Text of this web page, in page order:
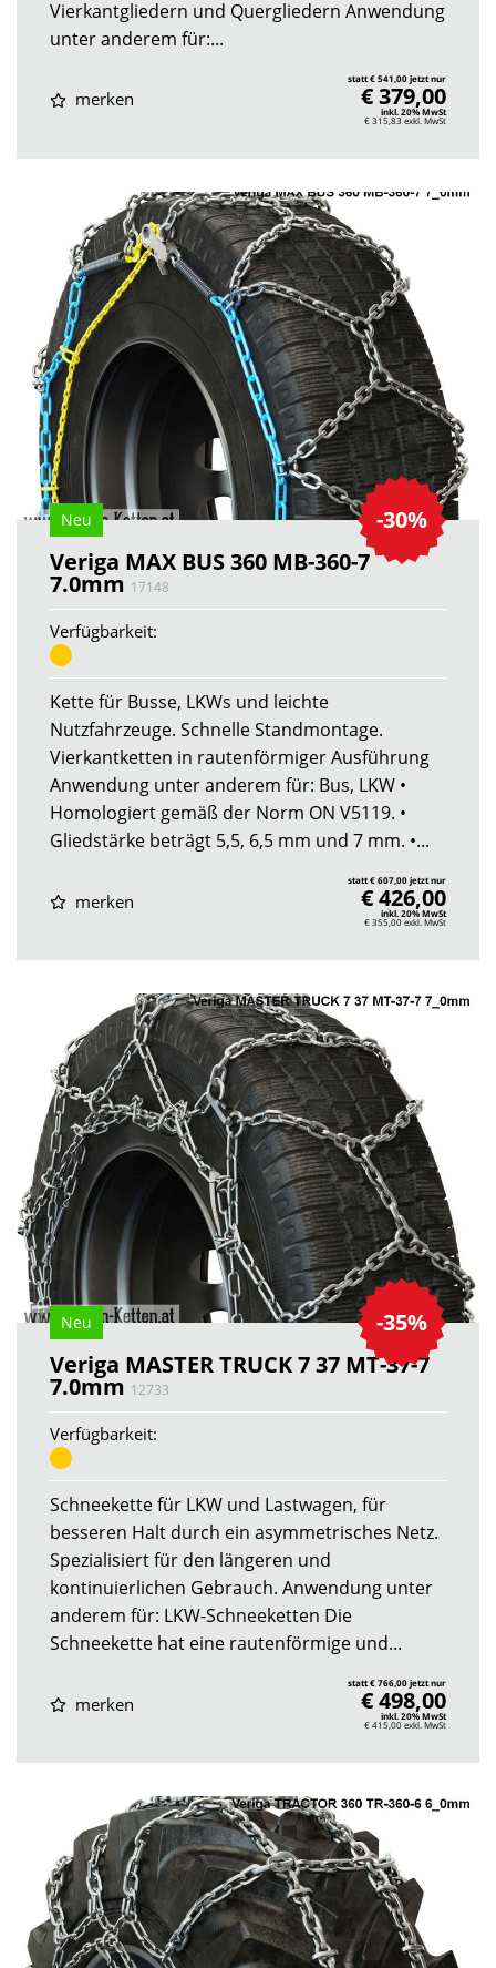
Vierkantgliedern und Quergliedern Anwendung
unter anderem für:...
merken
statt € 541,00 jetzt nur
€ 379,00
inkl. 20% MwSt
€ 315,83 exkl. MwSt
-30%
Neu
Veriga MAX BUS 360 MB-360-7
7.0mm 17148
Verfügbarkeit:
Kette für Busse, LKWs und leichte
Nutzfahrzeuge. Schnelle Standmontage.
Vierkantketten in rautenförmiger Ausführung
Anwendung unter anderem für: Bus, LKW •
Homologiert gemäß der Norm ON V5119. •
Gliedstärke beträgt 5,5, 6,5 mm und 7 mm. •...
merken
statt € 607,00 jetzt nur
€ 426,00
inkl. 20% MwSt
€ 355,00exkl. MwSt
-35%
Neu
Veriga MASTER TRUCK 7 37 MT-37-7
7.0mm 12733
Verfügbarkeit:
Schneekette für LKW und Lastwagen, für
besseren Halt durch ein asymmetrisches Netz.
Spezialisiert für den längeren und
kontinuierlichen Gebrauch. Anwendung unter
anderem für: LKW-Schneeketten Die
Schneekette hat eine rautenförmige und...
merken
statt € 766,00 jetzt nur
€ 498,00
inkl. 20% MwSt
€ 415,00exkl. MwSt